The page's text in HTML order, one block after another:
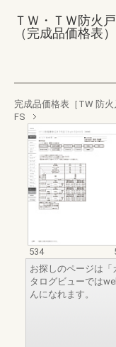
ＴＷ・ＴＷ防火
（完成品価格表
完成品価格表［TW 防火
FS
534
お探しのページは「
タログビューでは
んになれます。